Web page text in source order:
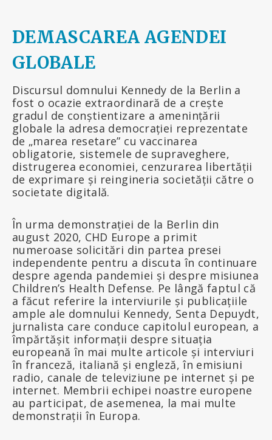
DEMASCAREA AGENDEI
GLOBALE
Discursul domnului Kennedy de la Berlin a
fost o ocazie extraordinară de a crește
gradul de conștientizare a amenințării
globale la adresa democrației reprezentate
de „marea resetare” cu vaccinarea
obligatorie, sistemele de supraveghere,
distrugerea economiei, cenzurarea libertății
de exprimare și reingineria societății către o
societate digitală.
În urma demonstrației de la Berlin din
august 2020, CHD Europe a primit
numeroase solicitări din partea presei
independente pentru a discuta în continuare
despre agenda pandemiei și despre misiunea
Children’s Health Defense. Pe lângă faptul că
a făcut referire la interviurile și publicațiile
ample ale domnului Kennedy, Senta Depuydt,
jurnalista care conduce capitolul european, a
împărtășit informații despre situația
europeană în mai multe articole și interviuri
în franceză, italiană și engleză, în emisiuni
radio, canale de televiziune pe internet și pe
internet. Membrii echipei noastre europene
au participat, de asemenea, la mai multe
demonstrații în Europa.